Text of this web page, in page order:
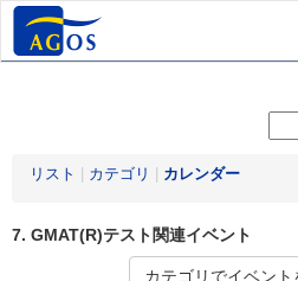
リスト カテゴリ カレンダー
7. GMAT(R)テスト関連イベント
カテゴリでイベン